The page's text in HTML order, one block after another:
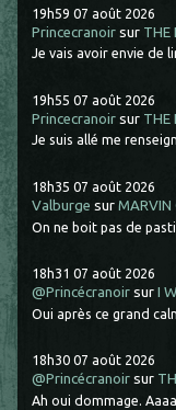
19h59 07 août 2026
Princecranoir sur THE
Je vais avoir envie de
19h55 07 août 2026
Princecranoir sur THE
Je suis allé me
18h35 07 août 2026
Valburge surMARVIN
On ne boit pas de
18h31 07 août 2026
@Princécranoir surI
Oui après ce grand
18h30 07 août 2026
@Princécranoir sur
Ah oui dommage.